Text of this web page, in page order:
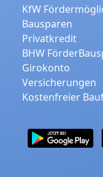
KfW
Bausparen
Privatkredit
BHW
Girokonto
Versicherungen
Kostenfreier